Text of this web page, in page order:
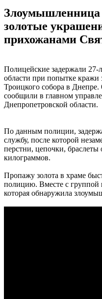
Злоумышленница
золотые
прихожанами
Полицейские задержали
области при попытке
Троицкого собора в
сообщили в главном
Днепропетровской области.
По данным полиции,
службу, после которой
перстни, цепочки,
килограммов.
Пропажу золота в храме
полицию. Вместе с группой
которая обнаружила